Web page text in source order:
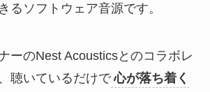
るソフトウェア音源です。
ーのNest Acousticsとのコラボレ
聴いているだけで 心が落ち着く